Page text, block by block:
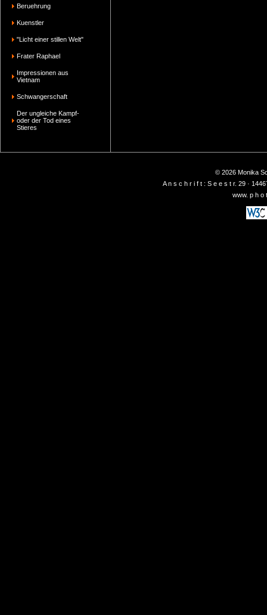
Beruehrung
Kuenstler
"Licht einer stillen Welt"
Frater Raphael
Impressionen aus
Vietnam
Schwangerschaft
Der ungleiche Kampf-
oder der Tod eines
Stieres
© 2026 Monika
A n s c h r i f t : S e e s t r. 29 ·
www. p h o